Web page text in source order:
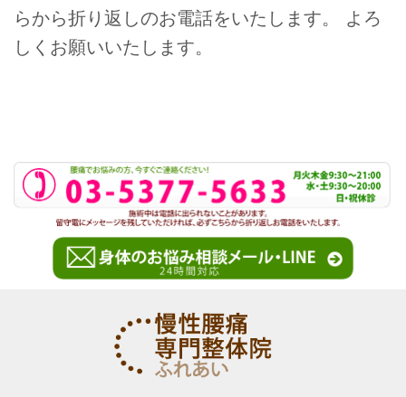
らから折り返しのお電話をいたします。 よろ
しくお願いいたします。